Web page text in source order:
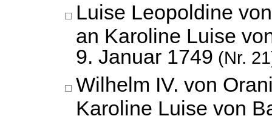
Luise Leopoldine
an Karoline Luise
9. Januar 1749 (Nr.
Wilhelm IV. von
Karoline Luise von